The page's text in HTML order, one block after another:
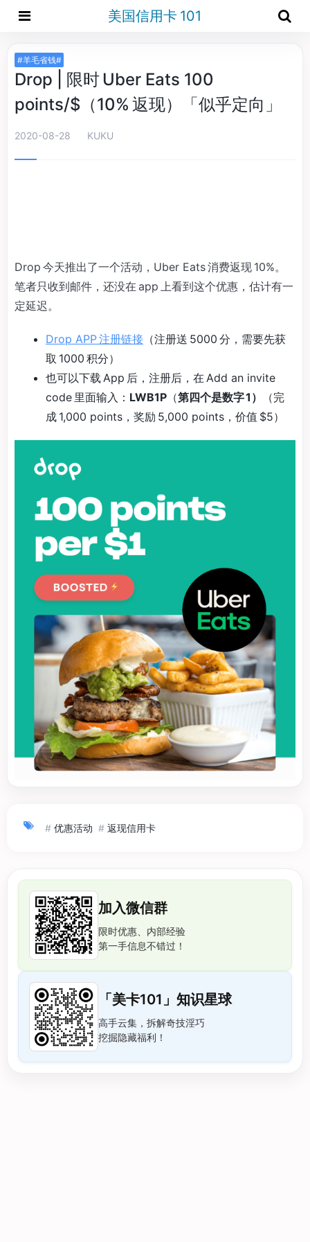
美国信用卡 101
#羊毛省钱#
Drop | 限时 Uber Eats 100
points/$（10% 返现）「似乎定向」
2020-08-28 KUKU
Drop 今天推出了一个活动，Uber Eats 消费返现 10%。
笔者只收到邮件，还没在 app 上看到这个优惠，估计有一
定延迟。
Drop APP 注册链接 （注册送 5000 分，需要先获
取 1000 积分）
也可以下载 App 后，注册后，在 Add an invite
code 里面输入： LWB1P （第四个是数字 1）
（完
成 1,000 points，奖励 5,000 points，价值 $5）
# 优惠活动 # 返现信用卡
加入微信群
限时优惠、内部经验
第一手信息不错过！
「美卡101」知识星球
高手云集，拆解奇技淫巧
挖掘隐藏福利！